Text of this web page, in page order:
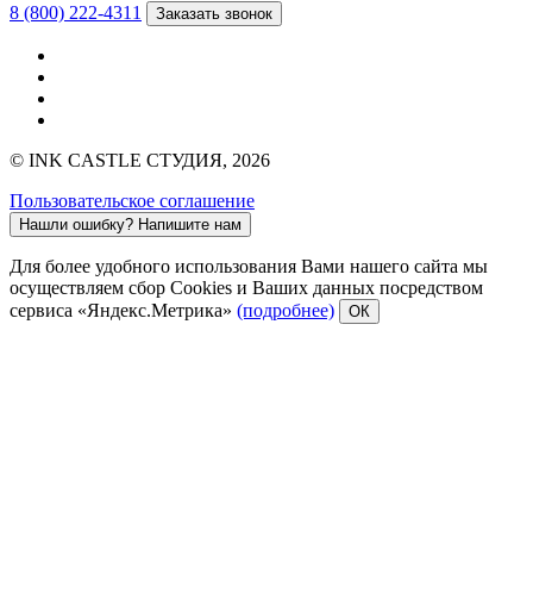
8 (800) 222-4311 Заказать звонок
© INK CASTLE СТУДИЯ, 2026
Пользовательское соглашение
Нашли ошибку? Напишите нам
Для более удобного использования Вами нашего сайта мы
осуществляем сбор Cookies и Ваших данных посредством
сервиса «Яндекс.Метрика» (подробнее) ОК